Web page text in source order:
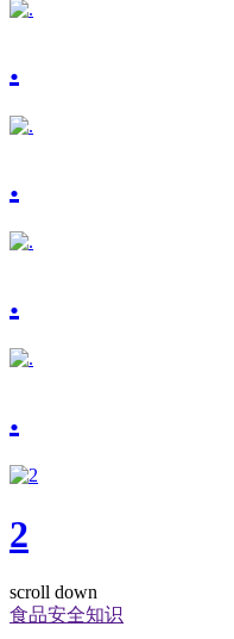
.
.
.
.
2
scroll down
食品安全知识